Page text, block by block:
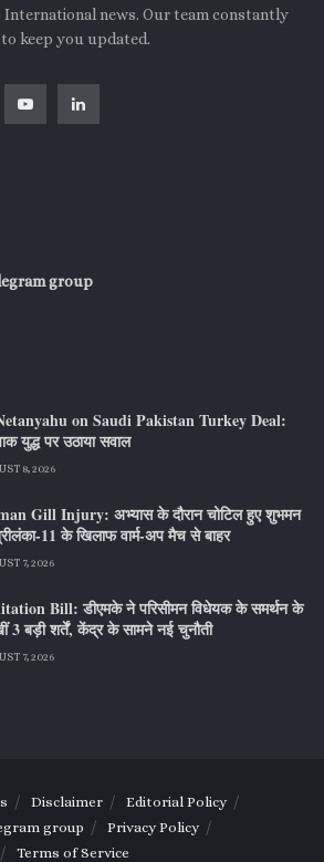
news. Our team constantly
keep you updated.
group
on Saudi Pakistan Turkey Deal:
युद्ध पर उठाया सवाल
8, 2026
Gill Injury: अभ्यास के दौरान चोटिल हुए शुभमन
11 के खिलाफ वार्म-अप मैच से बाहर
7, 2026
Bill: डीएमके ने परिसीमन विधेयक के समर्थन के
3 बड़ी शर्तें, केंद्र के सामने नई चुनौती
7, 2026
Disclaimer
Editorial Policy
group
Privacy Policy
Terms of Service